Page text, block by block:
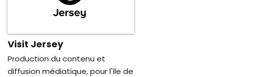
Visit Jersey
Production du contenu et
diffusion médiatique, pour l'île de